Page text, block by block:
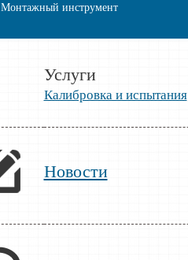
Монтажный инструмент
Услуги
Калибровка и испытания
Новости